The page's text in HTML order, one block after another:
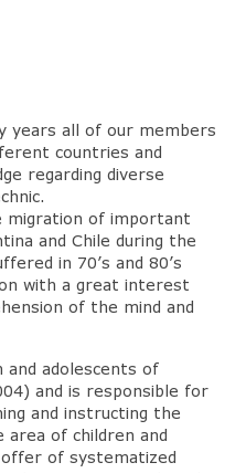
years all of our members
countries and
regarding diverse
migration of important
and Chile during the
in 70’s and 80’s
with a great interest
of the mind and
adolescents of
and is responsible for
and instructing the
area of ​​children and
of systematized